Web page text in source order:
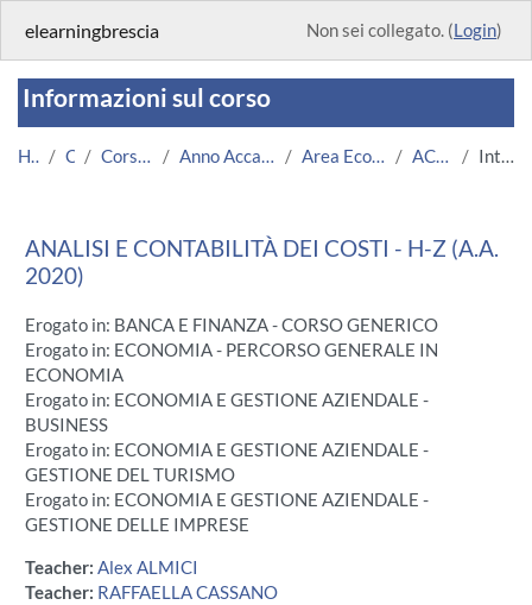
elearningbrescia Non sei collegato. (Login)
Informazioni sul corso
Home Corsi Corsi Istituzionali Anno Accademico 2020/2021 Area Economico-Statistica ACC 2020/21 Introduzione
ANALISI E CONTABILITÀ DEI COSTI - H-Z (A.A.
2020)
Erogato in: BANCA E FINANZA - CORSO GENERICO
Erogato in: ECONOMIA - PERCORSO GENERALE IN
ECONOMIA
Erogato in: ECONOMIA E GESTIONE AZIENDALE -
BUSINESS
Erogato in: ECONOMIA E GESTIONE AZIENDALE -
GESTIONE DEL TURISMO
Erogato in: ECONOMIA E GESTIONE AZIENDALE -
GESTIONE DELLE IMPRESE
Teacher: Alex ALMICI
Teacher: RAFFAELLA CASSANO